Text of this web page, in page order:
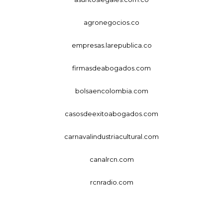
agronegocios.co
empresas.larepublica.co
firmasdeabogados.com
bolsaencolombia.com
casosdeexitoabogados.com
carnavalindustriacultural.com
canalrcn.com
rcnradio.com